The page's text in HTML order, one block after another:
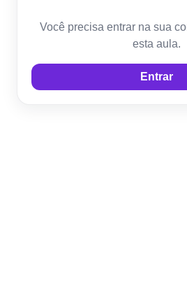
Você precisa entrar na sua
esta aula.
Entrar